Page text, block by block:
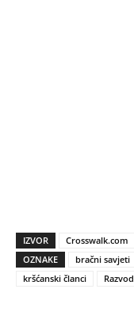
IZVOR
Crosswalk.com
OZNAKE
bračni savjeti
kršćanski članci
Razvod